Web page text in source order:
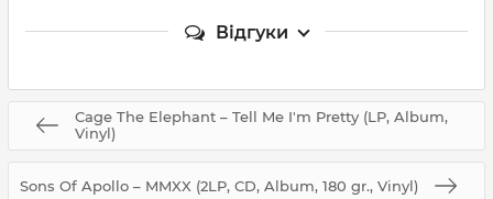
Відгуки
Cage The Elephant – Tell Me I'm Pretty (LP, Album,
Vinyl)
Sons Of Apollo – MMXX (2LP, CD, Album, 180 gr., Vinyl)